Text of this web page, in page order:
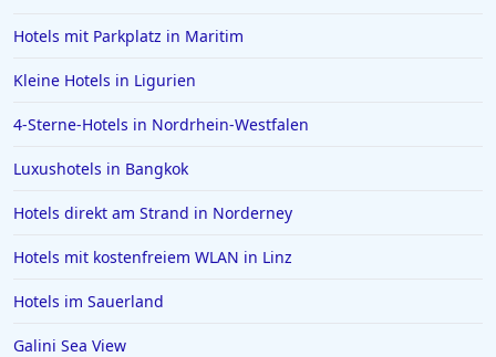
Meinung, dass es die 4-Sterne-Standards nicht vollständig
erfüllt, und nennen Probleme wie inkonsistentes WLAN,
Qualitätsunterschiede bei den Zimmern und einen
verbesserungsbedürftigen Frühstücksservice. Nichtsdestotrotz
atemberaubende Aussicht dasHotel La Tonnarella
bezaubernden Aufenthalt in Sorrent suchen.
Hotels in Papenburg
Hotels in der Eifel
Hotels in Filderstadt
Hotels in Lingen (Ems)
Hotels in Boblingen
Hotels mit Parkplatz in Maritim
Kleine Hotels in Ligurien
4-Sterne-Hotels in Nordrhein-Westfalen
Luxushotels in Bangkok
Hotels direkt am Strand in Norderney
Hotels mit kostenfreiem WLAN in Linz
Hotels im Sauerland
Galini Sea View